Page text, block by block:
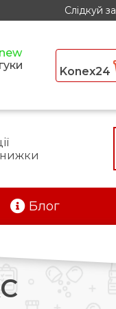
Слідкуй
Konex24
Блог